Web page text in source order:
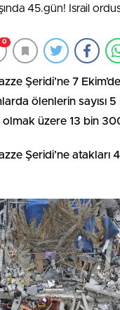
0
Şeridi’ne 7
ölenlerin sayısı
olmak üzere 13 bin
Şeridi’ne atakları